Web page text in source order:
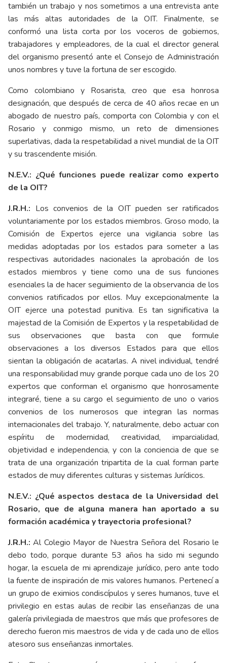
también un trabajo y nos sometimos a una entrevista ante
las más altas autoridades de la OIT. Finalmente, se
conformó una lista corta por los voceros de gobiernos,
trabajadores y empleadores, de la cual el director general
del organismo presentó ante el Consejo de Administración
unos nombres y tuve la fortuna de ser escogido.
Como colombiano y Rosarista, creo que esa honrosa
designación, que después de cerca de 40 años recae en un
abogado de nuestro país, comporta con Colombia y con el
Rosario y conmigo mismo, un reto de dimensiones
superlativas, dada la respetabilidad a nivel mundial de la OIT
y su trascendente misión.
N.E.V.: ¿Qué funciones puede realizar como experto
de la OIT?
J.R.H.: Los convenios de la OIT pueden ser ratificados
voluntariamente por los estados miembros. Groso modo, la
Comisión de Expertos ejerce una vigilancia sobre las
medidas adoptadas por los estados para someter a las
respectivas autoridades nacionales la aprobación de los
estados miembros y tiene como una de sus funciones
esenciales la de hacer seguimiento de la observancia de los
convenios ratificados por ellos. Muy excepcionalmente la
OIT ejerce una potestad punitiva. Es tan significativa la
majestad de la Comisión de Expertos y la respetabilidad de
sus observaciones que basta con que formule
observaciones a los diversos Estados para que ellos
sientan la obligación de acatarlas. A nivel individual, tendré
una responsabilidad muy grande porque cada uno de los 20
expertos que conforman el organismo que honrosamente
integraré, tiene a su cargo el seguimiento de uno o varios
convenios de los numerosos que integran las normas
internacionales del trabajo. Y, naturalmente, debo actuar con
espíritu de modernidad, creatividad, imparcialidad,
objetividad e independencia, y con la conciencia de que se
trata de una organización tripartita de la cual forman parte
estados de muy diferentes culturas y sistemas Jurídicos.
N.E.V.: ¿Qué aspectos destaca de la Universidad del
Rosario, que de alguna manera han aportado a su
formación académica y trayectoria profesional?
J.R.H.:Al Colegio Mayor de Nuestra Señora del Rosario le
debo todo, porque durante 53 años ha sido mi segundo
hogar, la escuela de mi aprendizaje jurídico, pero ante todo
la fuente de inspiración de mis valores humanos. Pertenecí a
un grupo de eximios condiscípulos y seres humanos, tuve el
privilegio en estas aulas de recibir las enseñanzas de una
galería privilegiada de maestros que más que profesores de
derecho fueron mis maestros de vida y de cada uno de ellos
atesoro sus enseñanzas inmortales.